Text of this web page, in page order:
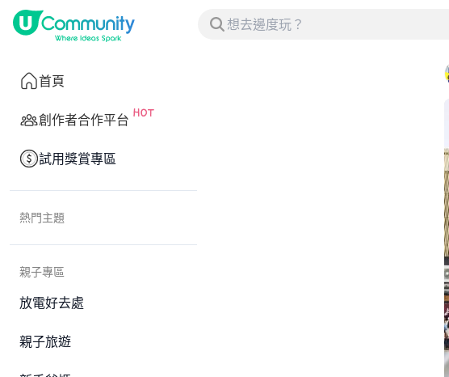
首頁
創作者合作平台
試用獎賞專區
熱門主題
親子專區
放電好去處
親子旅遊